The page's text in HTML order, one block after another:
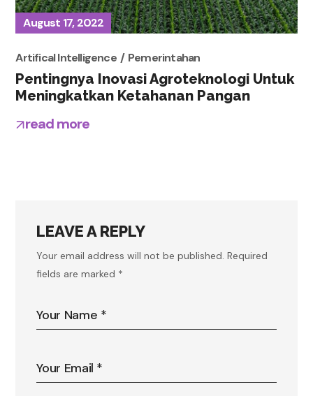
August 17, 2022
Artifical Intelligence Pemerintahan
Pentingnya Inovasi Agroteknologi Untuk
Meningkatkan Ketahanan Pangan
read more
LEAVE A REPLY
Your email address will not be published. Required
fields are marked *